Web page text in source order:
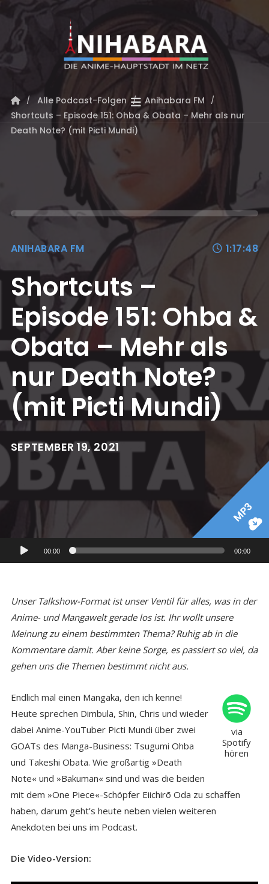
Alle Podcast-Folgen
Anihabara FM
Shortcuts – Episode 151: Ohba & Obata – Mehr als nur
Death Note? (mit Picti Mundi)
ANIHABARA FM 1:17:48
Shortcuts –
Episode 151: Ohba &
Obata – Mehr als
nur Death Note?
(mit Picti Mundi)
SEPTEMBER 19, 2021
MP3
Audio-
Player
00:00 00:00
Unser Talkshow-Format ist unser Ventil für alles, was in der
Anime- und Mangawelt gerade los ist. Ihr wollt unsere
Meinung zu einem bestimmten Thema? Ruhig ab in die
Kommentare damit. Aber keine Sorge, es passiert so viel, da
gehen uns die Themen bestimmt nicht aus.
via
Spotify
hören
Endlich mal einen Mangaka, den ich kenne!
Heute sprechen Dimbula, Shin, Chris und wieder
dabei Anime-YouTuber Picti Mundi über zwei
GOATs des Manga-Business: Tsugumi Ohba
und Takeshi Obata. Wie großartig »Death
Note« und »Bakuman« sind und was die beiden
mit dem »One Piece«-Schöpfer Eiichirō Oda zu schaffen
haben, darum geht’s heute neben vielen weiteren
Anekdoten bei uns im Podcast.
Die Video-Version: